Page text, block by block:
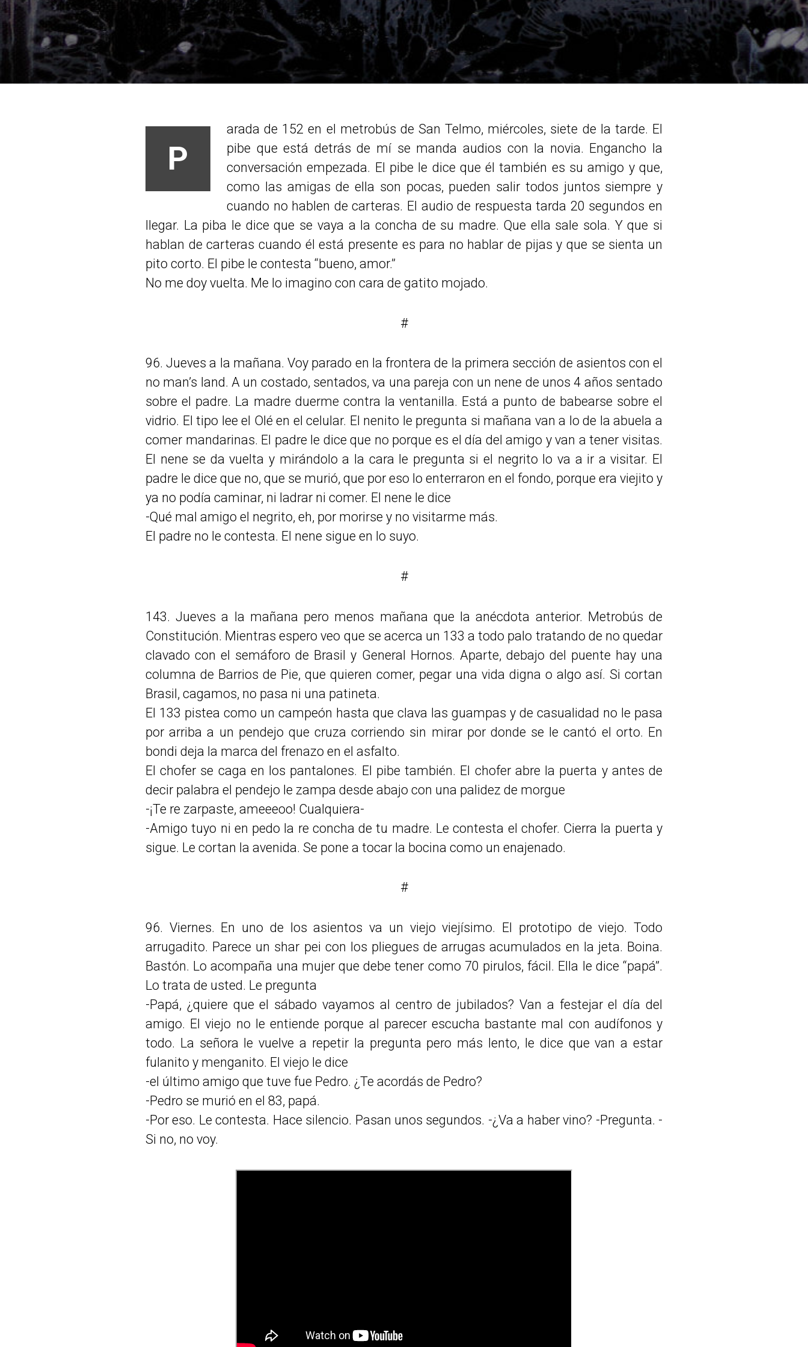
P
arada de 152 en el metrobús de San Telmo, miércoles, siete de la tarde. El
pibe que está detrás de mí se manda audios con la novia. Engancho la
conversación empezada. El pibe le dice que él también es su amigo y que,
como las amigas de ella son pocas, pueden salir todos juntos siempre y
cuando no hablen de carteras. El audio de respuesta tarda 20 segundos en
llegar. La piba le dice que se vaya a la concha de su madre. Que ella sale sola. Y que si
hablan de carteras cuando él está presente es para no hablar de pijas y que se sienta un
pito corto. El pibe le contesta “bueno, amor.”
No me doy vuelta. Me lo imagino con cara de gatito mojado.
#
96. Jueves a la mañana. Voy parado en la frontera de la primera sección de asientos con el
no man’s land. A un costado, sentados, va una pareja con un nene de unos 4 años sentado
sobre el padre. La madre duerme contra la ventanilla. Está a punto de babearse sobre el
vidrio. El tipo lee el Olé en el celular. El nenito le pregunta si mañana van a lo de la abuela a
comer mandarinas. El padre le dice que no porque es el día del amigo y van a tener visitas.
El nene se da vuelta y mirándolo a la cara le pregunta si el negrito lo va a ir a visitar. El
padre le dice que no, que se murió, que por eso lo enterraron en el fondo, porque era viejito y
ya no podía caminar, ni ladrar ni comer. El nene le dice
-Qué mal amigo el negrito, eh, por morirse y no visitarme más.
El padre no le contesta. El nene sigue en lo suyo.
#
143. Jueves a la mañana pero menos mañana que la anécdota anterior. Metrobús de
Constitución. Mientras espero veo que se acerca un 133 a todo palo tratando de no quedar
clavado con el semáforo de Brasil y General Hornos. Aparte, debajo del puente hay una
columna de Barrios de Pie, que quieren comer, pegar una vida digna o algo así. Si cortan
Brasil, cagamos, no pasa ni una patineta.
El 133 pistea como un campeón hasta que clava las guampas y de casualidad no le pasa
por arriba a un pendejo que cruza corriendo sin mirar por donde se le cantó el orto. En
bondi deja la marca del frenazo en el asfalto.
El chofer se caga en los pantalones. El pibe también. El chofer abre la puerta y antes de
decir palabra el pendejo le zampa desde abajo con una palidez de morgue
-¡Te re zarpaste, ameeeoo! Cualquiera-
-Amigo tuyo ni en pedo la re concha de tu madre. Le contesta el chofer. Cierra la puerta y
sigue. Le cortan la avenida. Se pone a tocar la bocina como un enajenado.
#
96. Viernes. En uno de los asientos va un viejo viejísimo. El prototipo de viejo. Todo
arrugadito. Parece un shar pei con los pliegues de arrugas acumulados en la jeta. Boina.
Bastón. Lo acompaña una mujer que debe tener como 70 pirulos, fácil. Ella le dice “papá”.
Lo trata de usted. Le pregunta
-Papá, ¿quiere que el sábado vayamos al centro de jubilados? Van a festejar el día del
amigo. El viejo no le entiende porque al parecer escucha bastante mal con audífonos y
todo. La señora le vuelve a repetir la pregunta pero más lento, le dice que van a estar
fulanito y menganito. El viejo le dice
-el último amigo que tuve fue Pedro. ¿Te acordás de Pedro?
-Pedro se murió en el 83, papá.
-Por eso. Le contesta. Hace silencio. Pasan unos segundos. -¿Va a haber vino? -Pregunta. -
Si no, no voy.